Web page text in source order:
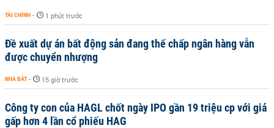
TÀI CHÍNH - 1 phút trước
Đề xuất dự án bất động sản đang thế chấp ngân hàng vẫn
được chuyển nhượng
NHÀ ĐẤT - 15 giờ trước
Công ty con của HAGL chốt ngày IPO gần 19 triệu cp với giá
gấp hơn 4 lần cổ phiếu HAG